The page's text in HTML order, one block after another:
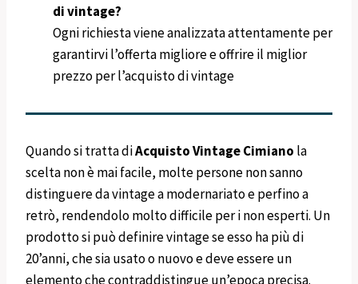
di vintage?
Ogni richiesta viene analizzata attentamente per
garantirvi l’offerta migliore e offrire il miglior
prezzo per l’acquisto di vintage
Quando si tratta diAcquisto VintageCimiano la
scelta non è mai facile, molte persone non sanno
distinguere da vintage a modernariato e perfino a
retrò, rendendolo molto difficile per i non esperti. Un
prodotto si può definire vintage se esso ha più di
20’anni, che sia usato o nuovo e deve essere un
elemento che contraddistingue un’epoca precisa.